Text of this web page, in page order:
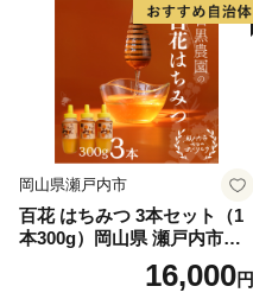
岡山県瀬戸内市
百花 はちみつ 3本セット（1
本300g）岡山県 瀬戸内市産
石黒農園 ヨーグルト パン 砂
糖の代わり 香り高い いい香
16,000円